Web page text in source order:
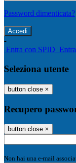
Password dimenticata?
-
Entra con SPID
Seleziona utente
button close ×
Recupero
button close ×
Non hai una e-mail